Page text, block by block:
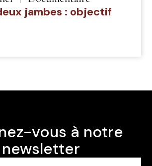
jambes : objectif
vous à notre
newsletter